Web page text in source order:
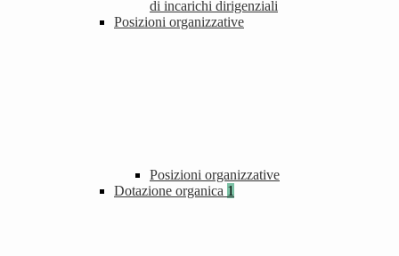
di incarichi dirigenziali
Posizioni organizzative
Posizioni organizzative
Dotazione organica 1